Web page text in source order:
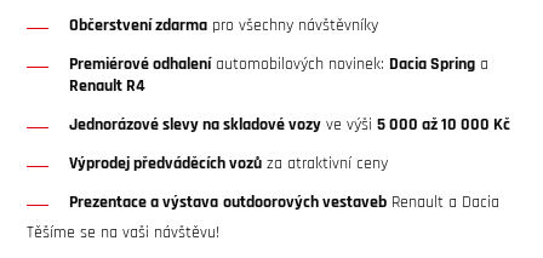
Občerstvení zdarma pro všechny návštěvníky
Premiérové odhaleníautomobilových novinek: Dacia Spring a
Renault R4
Jednorázové slevy na skladové vozy ve výši5 000 až 10 000 Kč
Výprodej předváděcích vozů za atraktivní ceny
Prezentace a výstava outdoorových vestaveb Renault a Dacia
Těšíme se na vaši návštěvu!